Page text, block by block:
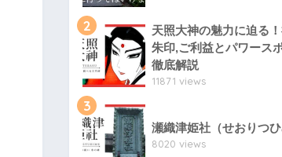
2
天照大神の魅力に迫る
朱印,ご利益とパワース
徹底解説
11871 views
3
瀬織津姫社（せおりつひ
8020 views